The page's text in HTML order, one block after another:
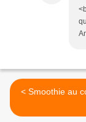
< Smoothie au